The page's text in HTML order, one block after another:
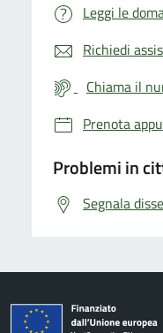
Leggi le
Richiedi
Chiama il
Prenota
Problemi in
Segnala